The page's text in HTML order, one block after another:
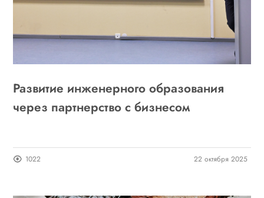
Развитие инженерного образования
через партнерство с бизнесом
1022 22 октября 2025